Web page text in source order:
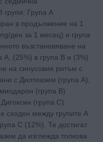
групи: Група А
в продължение на 1
ден за 1 месец) и група
възстановяване на
А, (25%) в група В и (3%)
на синусовия ритъм с
с Дилтиазем (група А),
(група В)
(група С)
сходен между групите А
С (12%). Те достигат
да изглежда толкова